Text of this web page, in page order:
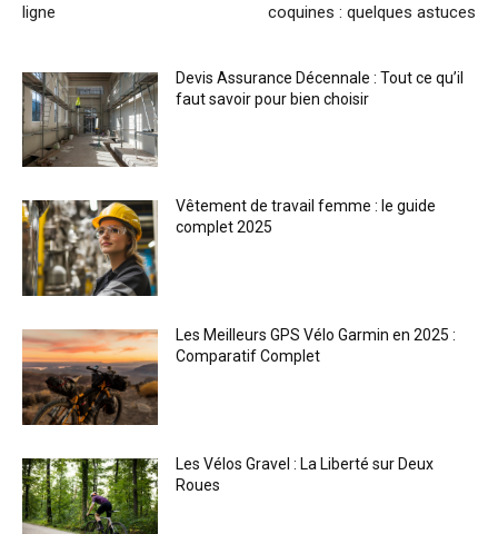
ligne
coquines : quelques astuces
Devis Assurance Décennale : Tout ce qu’il
faut savoir pour bien choisir
Vêtement de travail femme : le guide
complet 2025
Les Meilleurs GPS Vélo Garmin en 2025 :
Comparatif Complet
Les Vélos Gravel : La Liberté sur Deux
Roues